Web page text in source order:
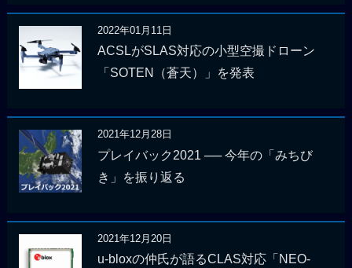
2022年01月11日
ACSLがSLAS対応の小型空撮ドローン
「SOTEN（蒼天）」を発表
2021年12月28日
プレイバック2021 ── 今年の「みちび
き」を振り返る
2021年12月20日
u-bloxの仲氏が語るCLAS対応「NEO-